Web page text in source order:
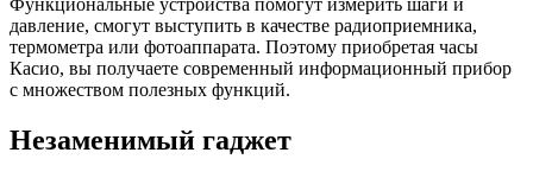
Функциональные устройства помогут измерить шаги и
давление, смогут выступить в качестве радиоприемника,
термометра или фотоаппарата. Поэтому приобретая часы
Касио, вы получаете современный информационный прибор
с множеством полезных функций.
Незаменимый гаджет